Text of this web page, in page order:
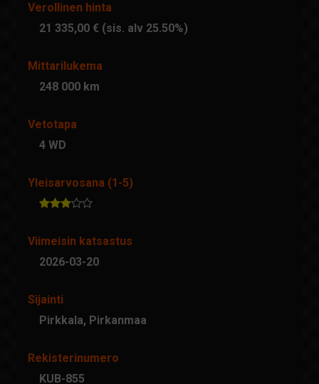
Verollinen hinta
21 335,00 € (sis. alv 25.50%)
Mittarilukema
248 000 km
Vetotapa
4 WD
Yleisarvosana (1-5)
Viimeisin katsastus
2026-03-20
Sijainti
Pirkkala, Pirkanmaa
Rekisterinumero
KUB-855